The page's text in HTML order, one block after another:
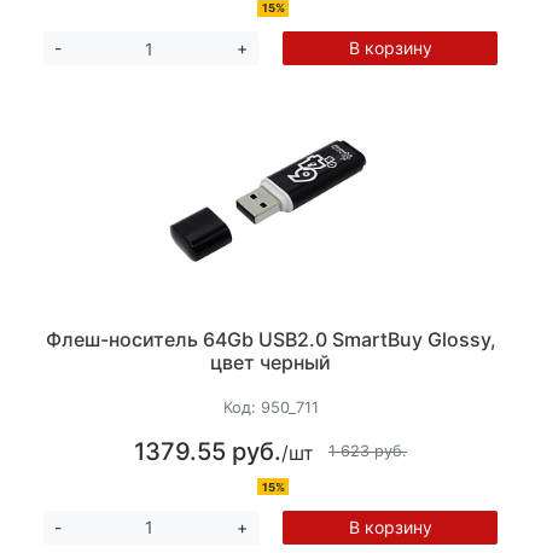
15%
- + В корзину
Флеш-носитель 64Gb USB2.0 SmartBuy Glossy,
цвет черный
Код: 950_711
1379.55 руб./шт 1 623 руб.
15%
- + В корзину